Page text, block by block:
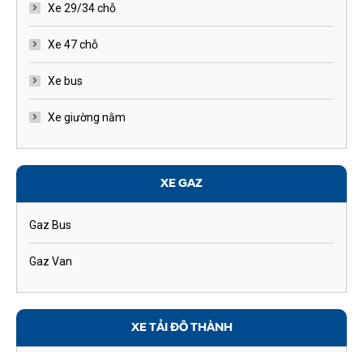
Xe 29/34 chỗ
Xe 47 chỗ
Xe bus
Xe giường nằm
XE GAZ
Gaz Bus
Gaz Van
XE TẢI ĐÔ THÀNH